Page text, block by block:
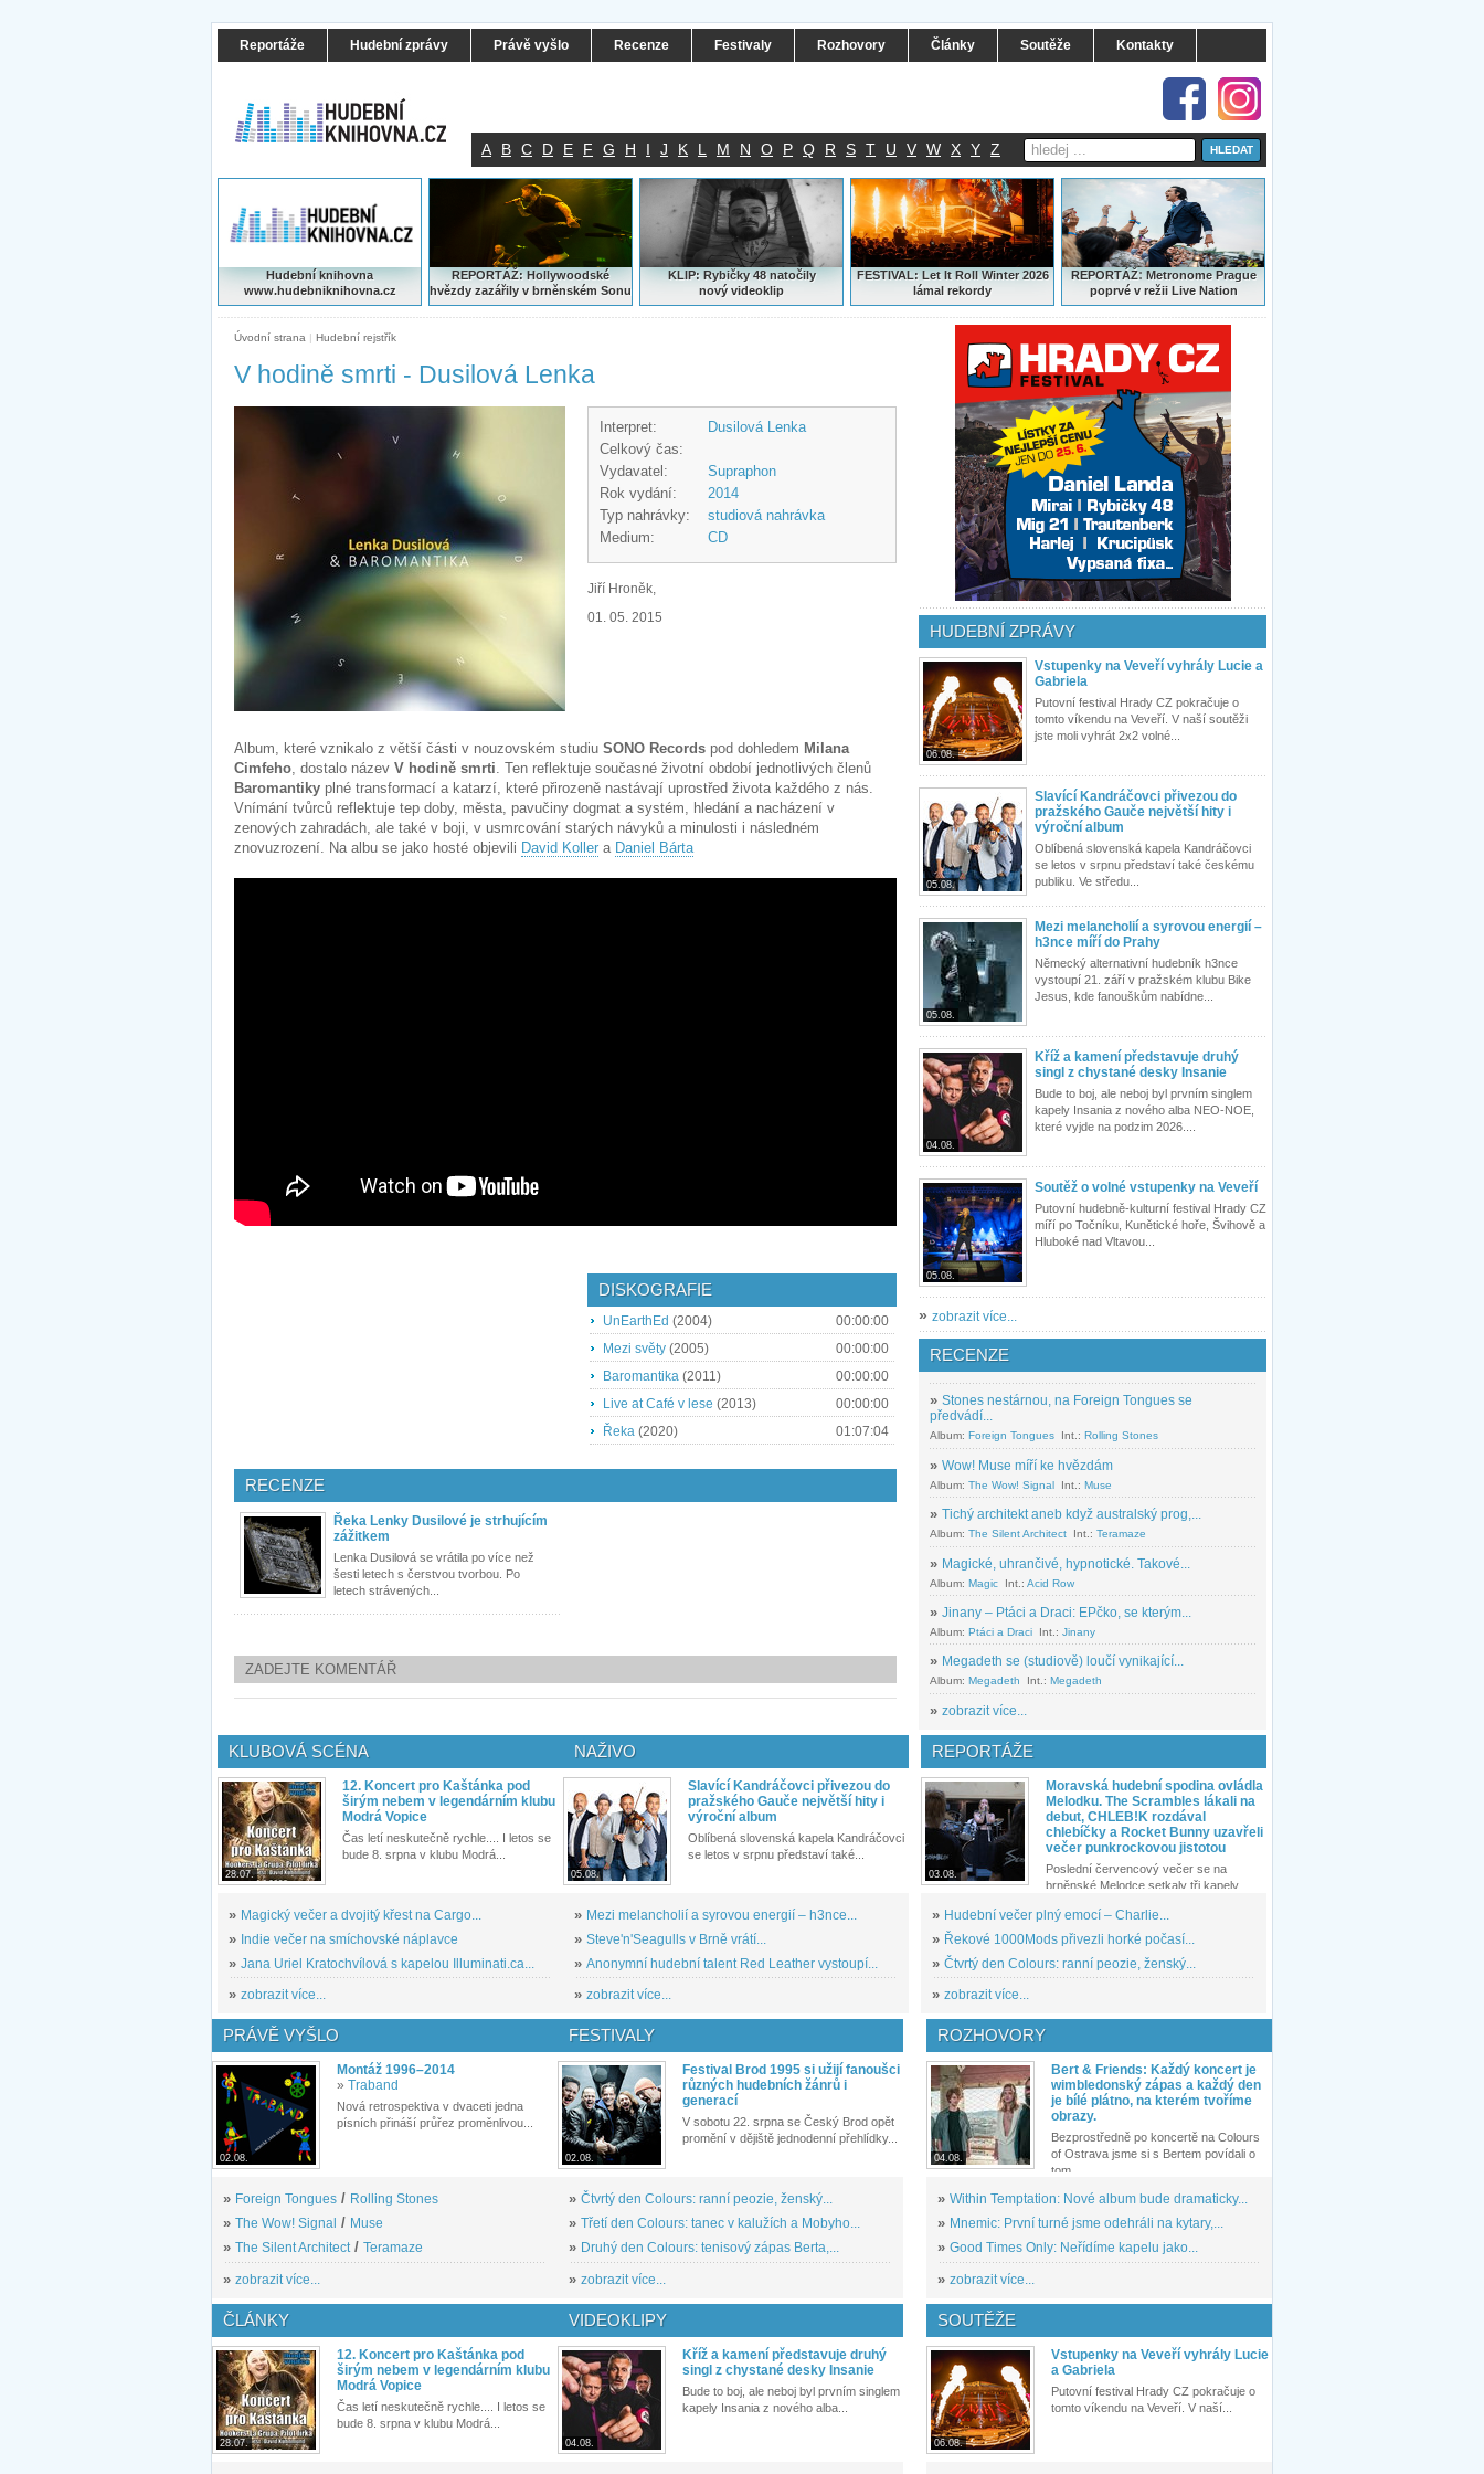
Reportáže Hudební zprávy Právě vyšlo Recenze Festivaly Rozhovory Články Soutěže Kontakty
A B C D E F G H I J K L M N O P Q R S T U V W X Y Z
Hudební knihovna
www.hudebniknihovna.cz
REPORTÁŽ: Hollywoodské
hvězdy zazářily v brněnském Sonu
KLIP: Rybičky 48 natočily
nový videoklip
FESTIVAL: Let It Roll Winter 2026
lámal rekordy
REPORTÁŽ:Metronome Prague
poprvé v režii Live Nation
Úvodní strana | Hudební rejstřík
V hodině smrti - Dusilová Lenka
Interpret:
Dusilová Lenka
Celkový čas:
Vydavatel:
Supraphon
Rok vydání:
2014
Typ nahrávky:
studiová nahrávka
Medium:
CD
Jiří Hroněk,
01. 05. 2015
Album, které vznikalo z větší části v nouzovském studiu SONO Records pod dohledem Milana
Cimfeho, dostalo název V hodině smrti. Ten reflektuje současné životní období jednotlivých členů
Baromantiky plné transformací a katarzí, které přirozeně nastávají uprostřed života každého z nás.
Vnímání tvůrců reflektuje tep doby, města, pavučiny dogmat a systém, hledání a nacházení v
zenových zahradách, ale také v boji, v usmrcování starých návyků a minulosti i následném
znovuzrození. Na albu se jako hosté objevili David Koller a Daniel Bárta
DISKOGRAFIE
UnEarthEd (2004)
00:00:00
Mezi světy (2005)
00:00:00
Baromantika (2011)
00:00:00
Live at Café v lese (2013)
00:00:00
Řeka (2020) 01:07:04
RECENZE
Řeka Lenky Dusilové je strhujícím
zážitkem
Lenka Dusilová se vrátila po více než
šesti letech s čerstvou tvorbou. Po
letech strávených...
ZADEJTE KOMENTÁŘ
HUDEBNÍ ZPRÁVY
06.08.
Vstupenky na Veveří vyhrály Lucie a
Gabriela
Putovní festival Hrady CZ pokračuje o
tomto víkendu na Veveří. V naší soutěži
jste moli vyhrát 2x2 volné...
05.08.
Slavící Kandráčovci přivezou do
pražského Gauče největší hity i
výroční album
Oblíbená slovenská kapela Kandráčovci
se letos v srpnu představí také českému
publiku. Ve středu...
05.08.
Mezi melancholií a syrovou energií –
h3nce míří do Prahy
Německý alternativní hudebník h3nce
vystoupí 21. září v pražském klubu Bike
Jesus, kde fanouškům nabídne...
04.08.
Kříž a kamení představuje druhý
singl z chystané desky Insanie
Bude to boj, ale neboj byl prvním singlem
kapely Insania z nového alba NEO-NOE,
které vyjde na podzim 2026....
05.08.
Soutěž o volné vstupenky na Veveří
Putovní hudebně-kulturní festival Hrady CZ
míří po Točníku, Kunětické hoře, Švihově a
Hluboké nad Vltavou...
» zobrazit více...
RECENZE
» Stones nestárnou, na Foreign Tongues se
předvádí...
Album: Foreign Tongues Int.: Rolling Stones
» Wow! Muse míří ke hvězdám
Album: The Wow! Signal Int.: Muse
» Tichý architekt aneb když australský prog,...
Album: The Silent Architect Int.: Teramaze
» Magické, uhrančivé, hypnotické. Takové...
Album: Magic Int.: Acid Row
» Jinany – Ptáci a Draci: EPčko, se kterým...
Album: Ptáci a Draci Int.: Jinany
» Megadeth se (studiově) loučí vynikající...
Album: Megadeth Int.: Megadeth
» zobrazit více...
KLUBOVÁ SCÉNA
28.07.
12. Koncert pro Kaštánka pod
širým nebem v legendárním klubu
Modrá Vopice
Čas letí neskutečně rychle.... I letos se
bude 8. srpna v klubu Modrá...
» Magický večer a dvojitý křest na Cargo...
» Indie večer na smíchovské náplavce
» Jana Uriel Kratochvílová s kapelou Illuminati.ca...
» zobrazit více...
NAŽIVO
05.08.
Slavící Kandráčovci přivezou do
pražského Gauče největší hity i
výroční album
Oblíbená slovenská kapela Kandráčovci
se letos v srpnu představí také...
» Mezi melancholií a syrovou energií – h3nce...
» Steve'n'Seagulls v Brně vrátí...
» Anonymní hudební talent Red Leather vystoupí...
» zobrazit více...
REPORTÁŽE
03.08.
Moravská hudební spodina ovládla
Melodku. The Scrambles lákali na
debut, CHLEB!K rozdával
chlebíčky a Rocket Bunny uzavřeli
večer punkrockovou jistotou
Poslední červencový večer se na
brněnské Melodce setkaly tři kapely...
» Hudební večer plný emocí – Charlie...
» Řekové 1000Mods přivezli horké počasí...
» Čtvrtý den Colours: ranní peozie, ženský...
» zobrazit více...
PRÁVĚ VYŠLO
02.08.
Montáž 1996–2014
» Traband
Nová retrospektiva v dvaceti jedna
písních přináší průřez proměnlivou...
» Foreign Tongues / Rolling Stones
» The Wow! Signal / Muse
» The Silent Architect/ Teramaze
» zobrazit více...
FESTIVALY
02.08.
Festival Brod 1995 si užijí fanoušci
různých hudebních žánrů i
generací
V sobotu 22. srpna se Český Brod opět
promění v dějiště jednodenní přehlídky...
» Čtvrtý den Colours: ranní peozie, ženský...
» Třetí den Colours: tanec v kalužích a Mobyho...
» Druhý den Colours: tenisový zápas Berta,...
» zobrazit více...
ROZHOVORY
04.08.
Bert & Friends: Každý koncert je
wimbledonský zápas a každý den
je bílé plátno, na kterém tvoříme
obrazy.
Bezprostředně po koncertě na Colours
of Ostrava jsme si s Bertem povídali o
tom,...
» Within Temptation: Nové album bude dramaticky...
» Mnemic: První turné jsme odehráli na kytary,...
» Good Times Only: Neřídíme kapelu jako...
» zobrazit více...
ČLÁNKY
28.07.
12. Koncert pro Kaštánka pod
širým nebem v legendárním klubu
Modrá Vopice
Čas letí neskutečně rychle.... I letos se
bude 8. srpna v klubu Modrá...
VIDEOKLIPY
04.08.
Kříž a kamení představuje druhý
singl z chystané desky Insanie
Bude to boj, ale neboj byl prvním singlem
kapely Insania z nového alba...
SOUTĚŽE
06.08.
Vstupenky na Veveří vyhrály Lucie
a Gabriela
Putovní festival Hrady CZ pokračuje o
tomto víkendu na Veveří. V naší...